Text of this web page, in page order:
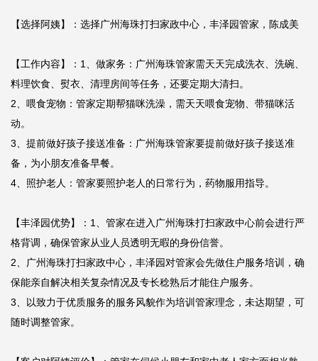
【选择阿姨】：选择广州海珠打扫家政中心，丰泽园管家，陈成美
【工作内容】：1、做家务：广州海珠管家需天天完成洗衣、洗碗、
料理饮食、熨衣、清理房间等任务，还要定期大清扫。
2、喂食宠物：管家定期帮猫咪洗澡，需天天喂食宠物、带猫咪活
动。
3、提前做好孩子接送准备：广州海珠管家要提前做好孩子接送准
备，为小朋友准备早餐。
4、照护老人：管家要照护老人的日常行为，药物服用指导。
【丰泽园优势】：1、管家在进入广州海珠打扫家政中心前会进行严
格背调，确保管家从业人员透明无暇的身份信誉。
2、广州海珠打扫家政中心，丰泽园对管家会先做住户服务培训，确
保能亲自解决相关复杂情况及专长稔熟后才能住户服务。
3、以致力于优质服务的服务风貌作为培训管家理念，未达期望，可
随时调整管家。